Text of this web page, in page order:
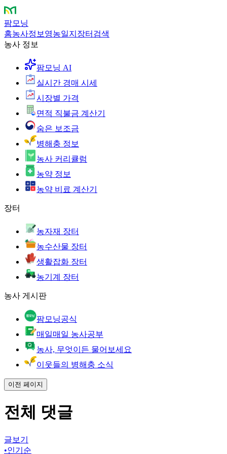
팜모닝
홈농사정보 영농일지 장터 검색
농사 정보
팜모닝 AI
실시간 경매 시세
시장별 가격
면적 직불금 계산기
숨은 보조금
병해충 정보
농사 커리큘럼
농약 정보
농약 비료 계산기
장터
농자재 장터
농수산물 장터
생활잡화 장터
농기계 장터
농사 게시판
팜모닝공식
매일매일 농사공부
농사, 무엇이든 물어보세요
이웃들의 병해충 소식
이전 페이지
전체 댓글
글보기
•인기순